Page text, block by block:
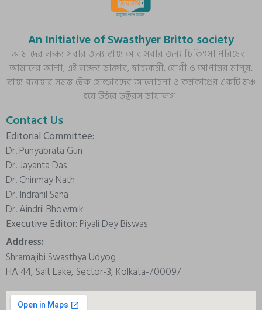
An Initiative of Swasthyer Britto society
আমাদের লক্ষ্য সবার জন্য স্বাস্থ্য আর সবার জন্য চিকিৎসা পরিষেবা।
আমাদের আশা, এই লক্ষ্যে ডাক্তার, স্বাস্থ্যকর্মী, রোগী ও আপামর মানুষ,
স্বাস্থ্য ব্যবস্থার সমস্ত স্টেক হোল্ডারদের আলোচনা ও কর্মকাণ্ডের একটি মঞ্চ
হয়ে উঠবে ডক্টরস ডায়ালগ।
Contact Us
Editorial Committee:
Dr. Punyabrata Gun
Dr. Jayanta Das
Dr. Chinmay Nath
Dr. Indranil Saha
Dr. Aindril Bhowmik
Executive Editor: Piyali Dey Biswas
Address:
Shramajibi Swasthya Udyog
HA 44, Salt Lake, Sector-3, Kolkata-700097